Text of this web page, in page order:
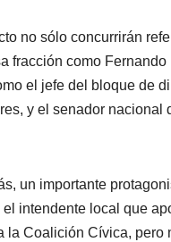
no sólo concurrirán
fracción como
el jefe del bloque de
y el senador
un importante
el intendente local que
la Coalición Cívica, pero